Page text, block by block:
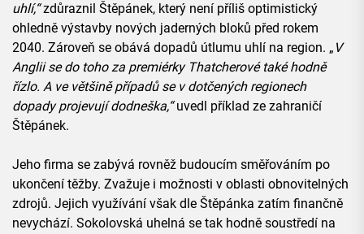
uhlí,“zdůraznil Štěpánek, který není příliš optimistický
ohledně výstavby nových jaderných bloků před rokem
2040. Zároveň se obává dopadů útlumu uhlí na region. „ V
Anglii se do toho za premiérky Thatcherové také hodně
řízlo. A ve většině případů se v dotčených regionech
dopady projevují dodneška,“uvedl příklad ze zahraničí
Štěpánek.
Jeho firma se zabývá rovněž budoucím směřováním po
ukončení těžby. Zvažuje i možnosti v oblasti obnovitelných
zdrojů. Jejich využívání však dle Štěpánka zatím finančně
nevychází. Sokolovská uhelná se tak hodně soustředí na